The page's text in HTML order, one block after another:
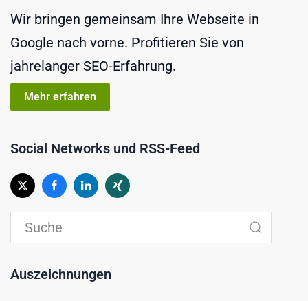
Wir bringen gemeinsam Ihre Webseite in
Google nach vorne. Profitieren Sie von
jahrelanger SEO-Erfahrung.
Mehr erfahren
Social Networks und RSS-Feed
Auszeichnungen